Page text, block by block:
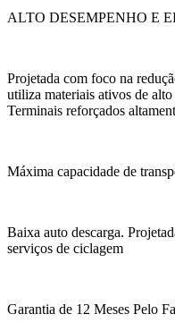
ALTO DESEMPENHO E
Projetada com foco na
utiliza materiais ativos de
Terminais reforçados
Máxima capacidade de
Baixa auto descarga.
serviços de ciclagem
Garantia de 12 Meses Pelo